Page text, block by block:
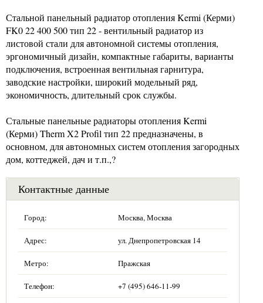
Стальной панельный радиатор отопления Kermi (Керми)
FK0 22 400 500 тип 22 - вентильный радиатор из
листовой стали для автономной системы отопления,
эргономичный дизайн, компактные габариты, варианты
подключения, встроенная вентильная гарнитура,
заводские настройки, широкий модельный ряд,
экономичность, длительный срок службы.
Стальные панельные радиаторы отопления Kermi
(Керми) Therm X2 Profil тип 22 предназначены, в
основном, для автономных систем отопления загородных
дом, коттеджей, дач и т.п.,?
Контактные данные
Город: Москва, Москва
Адрес: ул. Днепропетровская 14
Метро: Пражская
Телефон: +7 (495) 646-11-99